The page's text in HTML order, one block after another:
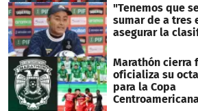
"Tenemos que
sumar de a tres
asegurar la
Marathón cierra
oficializa su
para la Copa